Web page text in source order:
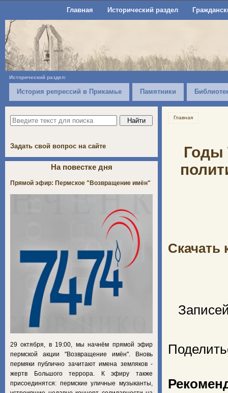
Главная Исторический раздел
Исторический раздел:
История репрессий в Прикамье Памятники
Главная
Годы
Скачать
Задать свой вопрос на сайте
На повестке дня
Прямой эфир: Пермское "Возвращение имён"
29 октября, в 19:00, мы начнём прямой эфир
пермской акции "Возвращение имён". Вновь
пермяки публично зачитают имена земляков -
жертв Большого террора. К эфиру также
присоединятся: пермские уличные музыканты,